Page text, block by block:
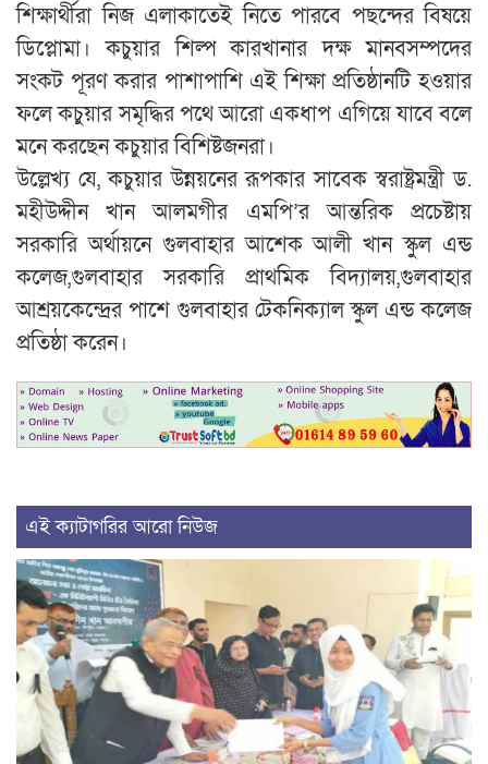
শিক্ষার্থীরা নিজ এলাকাতেই নিতে পারবে পছন্দের বিষয়ে
ডিপ্লোমা। কচুয়ার শিল্প কারখানার দক্ষ মানবসম্পদের
সংকট পূরণ করার পাশাপাশি এই শিক্ষা প্রতিষ্ঠানটি হওয়ার
ফলে কচুয়ার সমৃদ্ধির পথে আরো একধাপ এগিয়ে যাবে বলে
মনে করছেন কচুয়ার বিশিষ্টজনরা।
উল্লেখ্য যে, কচুয়ার উন্নয়নের রূপকার সাবেক স্বরাষ্ট্রমন্ত্রী ড.
মহীউদ্দীন খান আলমগীর এমপি’র আন্তরিক প্রচেষ্টায়
সরকারি অর্থায়নে গুলবাহার আশেক আলী খান স্কুল এন্ড
কলেজ,গুলবাহার সরকারি প্রাথমিক বিদ্যালয়,গুলবাহার
আশ্রয়কেন্দ্রের পাশে গুলবাহার টেকনিক্যাল স্কুল এন্ড কলেজ
প্রতিষ্ঠা করেন।
এই ক্যাটাগরির আরো নিউজ